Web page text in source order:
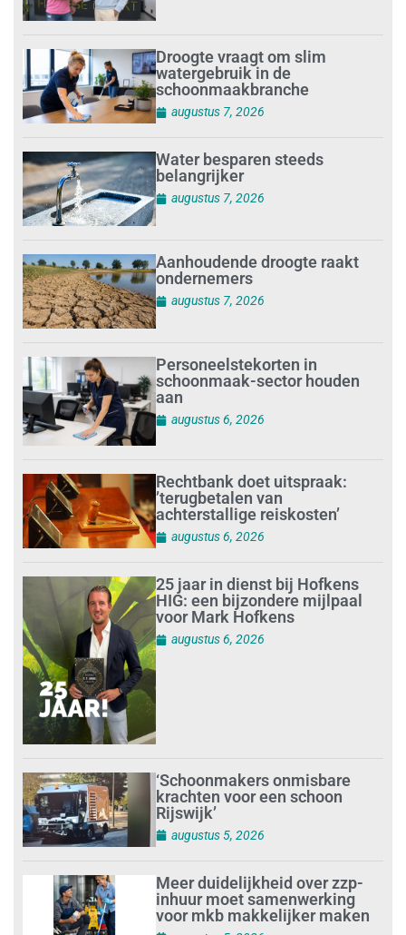
Droogte vraagt om slim
watergebruik in de
schoonmaakbranche
augustus 7, 2026
Water besparen steeds
belangrijker
augustus 7, 2026
Aanhoudende droogte raakt
ondernemers
augustus 7, 2026
Personeelstekorten in
schoonmaak-sector houden
aan
augustus 6, 2026
Rechtbank doet uitspraak:
’terugbetalen van
achterstallige reiskosten’
augustus 6, 2026
25 jaar in dienst bij Hofkens
HIG: een bijzondere mijlpaal
voor Mark Hofkens
augustus 6, 2026
‘Schoonmakers onmisbare
krachten voor een schoon
Rijswijk’
augustus 5, 2026
Meer duidelijkheid over zzp-
inhuur moet samenwerking
voor mkb makkelijker maken